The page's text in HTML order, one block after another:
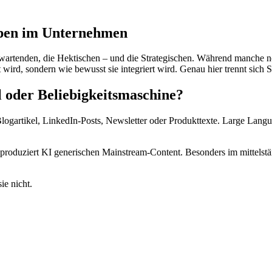
im Unternehmen
die Hektischen – und die Strategischen. Während manche
sondern wie bewusst sie integriert wird. Genau hier trennt sich
Beliebigkeitsmaschine?
LinkedIn-Posts, Newsletter oder Produkttexte. Large
KI generischen Mainstream-Content. Besonders im
nicht.